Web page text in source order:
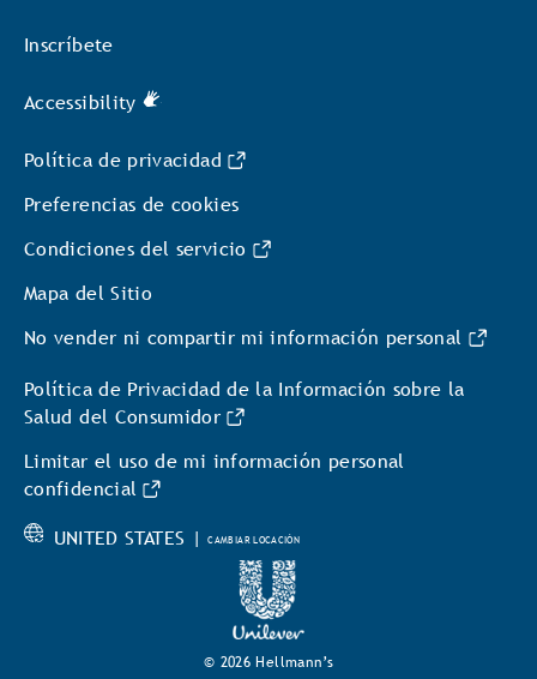
Inscríbete
Accessibility
Política de privacidad
Preferencias de cookies
Condiciones del servicio
Mapa del Sitio
No vender ni compartir mi información personal
Política de Privacidad de la Información sobre la
Salud del Consumidor
Limitar el uso de mi información personal
confidencial
UNITED STATES |CAMBIAR LOCACIÓN
© 2026 Hellmann’s